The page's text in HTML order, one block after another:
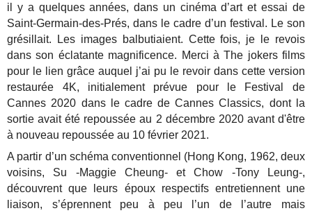
il y a quelques années, dans un cinéma d’art et essai de
Saint-Germain-des-Prés, dans le cadre d’un festival. Le son
grésillait. Les images balbutiaient. Cette fois, je le revois
dans son éclatante magnificence. Merci à The jokers films
pour le lien grâce auquel j’ai pu le revoir dans cette version
restaurée 4K, initialement prévue pour le Festival de
Cannes 2020 dans le cadre de Cannes Classics, dont la
sortie avait été repoussée au 2 décembre 2020 avant d'être
à nouveau repoussée au 10 février 2021.
A partir d’un schéma conventionnel (Hong Kong, 1962, deux
voisins, Su -Maggie Cheung- et Chow -Tony Leung-,
découvrent que leurs époux respectifs entretiennent une
liaison, s’éprennent peu à peu l’un de l’autre mais